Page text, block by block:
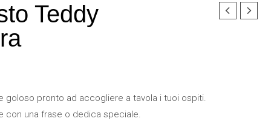
Teddy
goloso pronto ad accogliere a tavola i tuoi ospiti.
con una frase o dedica speciale.